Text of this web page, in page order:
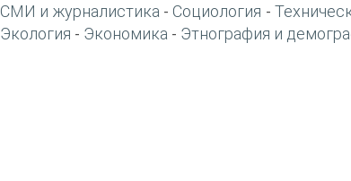
СМИ и журналистика - Социология -
Экология - Экономика - Этнография и